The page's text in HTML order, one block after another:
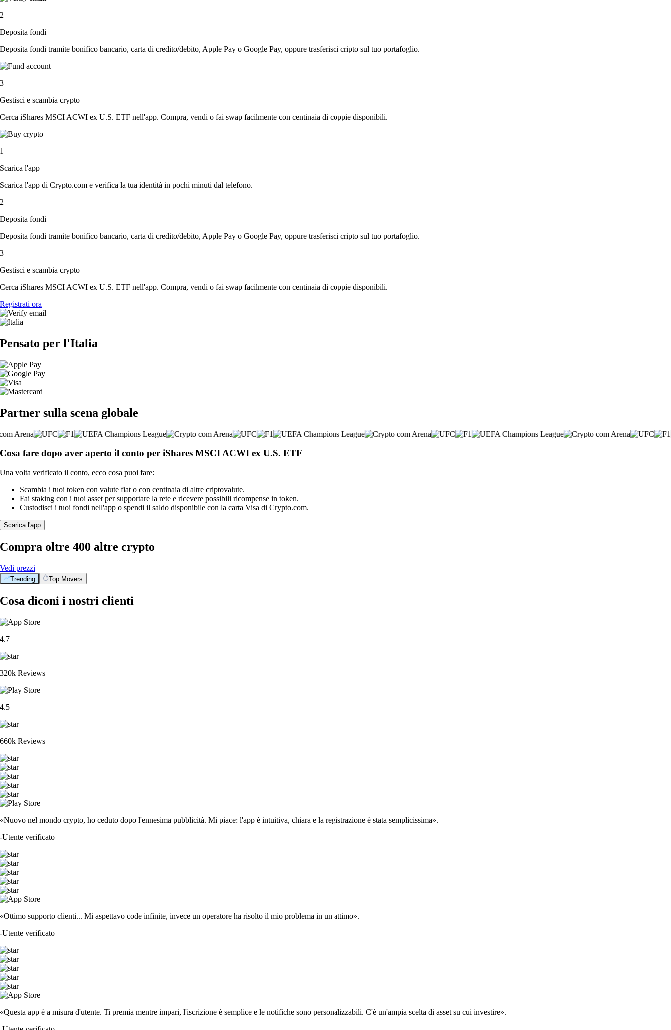
2
Deposita fondi
Deposita fondi tramite bonifico bancario, carta di credito/debito, Apple Pay o Google Pay, oppure trasferisci cripto sul tuo portafoglio.
3
Gestisci e scambia crypto
Cerca iShares MSCI ACWI ex U.S. ETF nell'app. Compra, vendi o fai swap facilmente con centinaia di coppie disponibili.
1
Scarica l'app
Scarica l'app di Crypto.com e verifica la tua identità in pochi minuti dal telefono.
2
Deposita fondi
Deposita fondi tramite bonifico bancario, carta di credito/debito, Apple Pay o Google Pay, oppure trasferisci cripto sul tuo portafoglio.
3
Gestisci e scambia crypto
Cerca iShares MSCI ACWI ex U.S. ETF nell'app. Compra, vendi o fai swap facilmente con centinaia di coppie disponibili.
Registrati ora
Pensato per l'Italia
Partner sulla scena globale
Cosa fare dopo aver aperto il conto per iShares MSCI ACWI ex U.S. ETF
Una volta verificato il conto, ecco cosa puoi fare:
Scambia i tuoi token con valute fiat o con centinaia di altre criptovalute.
Fai staking con i tuoi asset per supportare la rete e ricevere possibili ricompense in token.
Custodisci i tuoi fondi nell'app o spendi il saldo disponibile con la carta Visa di Crypto.com.
Scarica l'app
Compra oltre 400 altre crypto
Vedi prezzi
Trending Top Movers
Cosa diconi i nostri clienti
4.7
320k Reviews
4.5
660k Reviews
«Nuovo nel mondo crypto, ho ceduto dopo l'ennesima pubblicità. Mi piace: l'app è intuitiva, chiara e la registrazione è stata semplicissima».
-Utente verificato
«Ottimo supporto clienti... Mi aspettavo code infinite, invece un operatore ha risolto il mio problema in un attimo».
-Utente verificato
«Questa app è a misura d'utente. Ti premia mentre impari, l'iscrizione è semplice e le notifiche sono personalizzabili. C'è un'ampia scelta di asset su cui investire».